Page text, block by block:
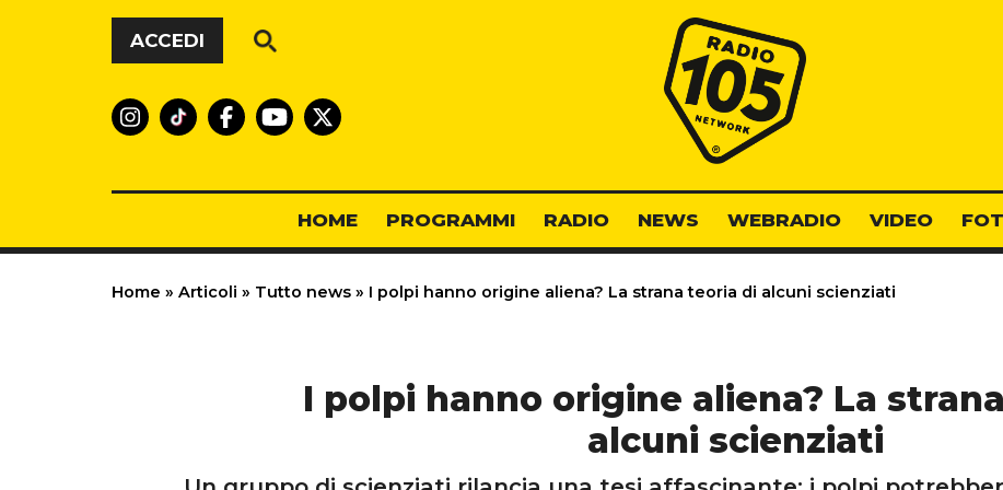
Vai al contenuto
ACCEDI
Radio 105
HOME PROGRAMMI RADIO NEWS WEBRADIO VIDEO
Home » Articoli » Tutto news » I polpi hanno origine aliena? La strana teoria di alcuni scienziati
I polpi hanno origine aliena? La
alcuni scienziati